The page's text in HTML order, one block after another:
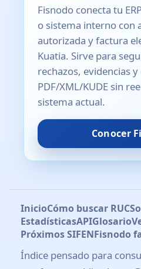
Fisnodo conecta tu
o sistema interno con
autorizada y factura
Kuatia. Sirve para
rechazos, evidencias
PDF/XML/KUDE sin
sistema actual.
Conocer
InicioCómo buscar RUC
EstadísticasAPIGlosario
Próximos SIFENFisnodo
Índice pensado para